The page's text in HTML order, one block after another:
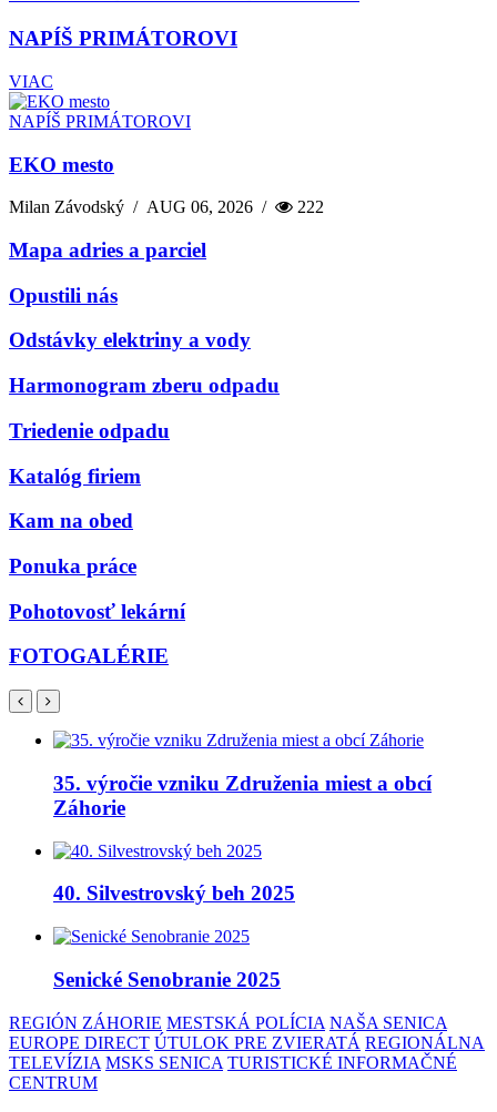
NAPÍŠ PRIMÁTOROVI
VIAC
NAPÍŠ PRIMÁTOROVI
EKO mesto
Milan Závodský /AUG 06, 2026 / 222
Mapa adries a parciel
Opustili nás
Odstávky elektriny a vody
Harmonogram zberu odpadu
Triedenie odpadu
Katalóg firiem
Kam na obed
Ponuka práce
Pohotovosť lekární
FOTOGALÉRIE
35. výročie vzniku Združenia miest a obcí
Záhorie
40. Silvestrovský beh 2025
Senické Senobranie 2025
REGIÓN ZÁHORIE MESTSKÁ POLÍCIA NAŠA SENICA
EUROPE DIRECT ÚTULOK PRE ZVIERATÁ REGIONÁLNA
TELEVÍZIA MSKS SENICA TURISTICKÉ INFORMAČNÉ
CENTRUM